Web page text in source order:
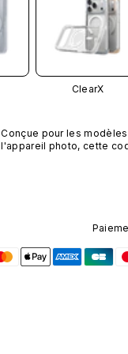
ClearX
Conçue pour les
l'appareil photo, cette